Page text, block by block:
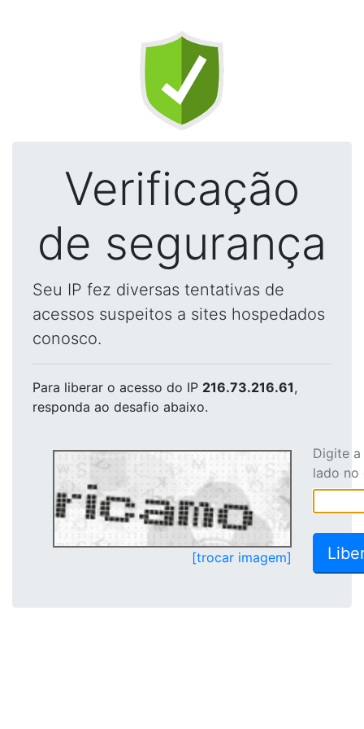
Verificação
de segurança
Seu IP fez diversas tentativas de
acessos suspeitos a sites hospedados
conosco.
Para liberar o acesso do IP 216.73.216.61,
responda ao desafio abaixo.
[trocar imagem]
Digite
lado no